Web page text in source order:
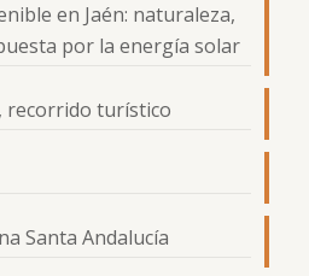
en Jaén: naturaleza,
por la energía solar
recorrido turístico
Santa Andalucía